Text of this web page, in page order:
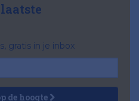
gratis in je inbox
de hoogte